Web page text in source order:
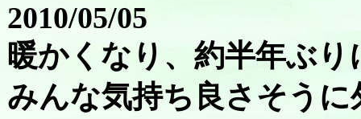
2010/05/05
暖かくなり、約半年ぶ
みんな気持ち良さそう